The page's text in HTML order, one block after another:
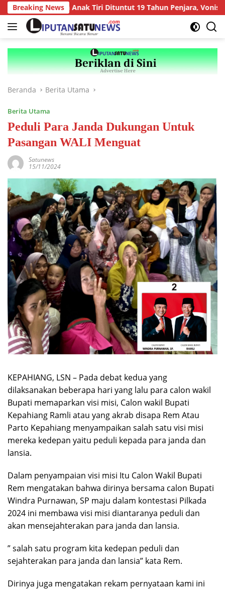
Langsung
ke
konten
Breaking NewsAnak Tiri Dituntut 19 Tahun Penjara, Vonis Hakim
Beranda Berita Utama
Berita Utama
Peduli Para Janda Dukungan Untuk
Pasangan WALI Menguat
Satunews
15/11/2024
KEPAHIANG, LSN – Pada debat kedua yang
dilaksanakan beberapa hari yang lalu para calon wakil
Bupati memaparkan visi misi, Calon wakil Bupati
Kepahiang Ramli atau yang akrab disapa Rem Atau
Parto Kepahiang menyampaikan salah satu visi misi
mereka kedepan yaitu peduli kepada para janda dan
lansia.
Dalam penyampaian visi misi Itu Calon Wakil Bupati
Rem mengatakan bahwa dirinya bersama calon Bupati
Windra Purnawan, SP maju dalam kontestasi Pilkada
2024 ini membawa visi misi diantaranya peduli dan
akan mensejahterakan para janda dan lansia.
” salah satu program kita kedepan peduli dan
sejahterakan para janda dan lansia” kata Rem.
Dirinya juga mengatakan rekam pernyataan kami ini